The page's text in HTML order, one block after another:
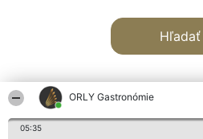
ORLY Gastronómie
05:35
Hľadať